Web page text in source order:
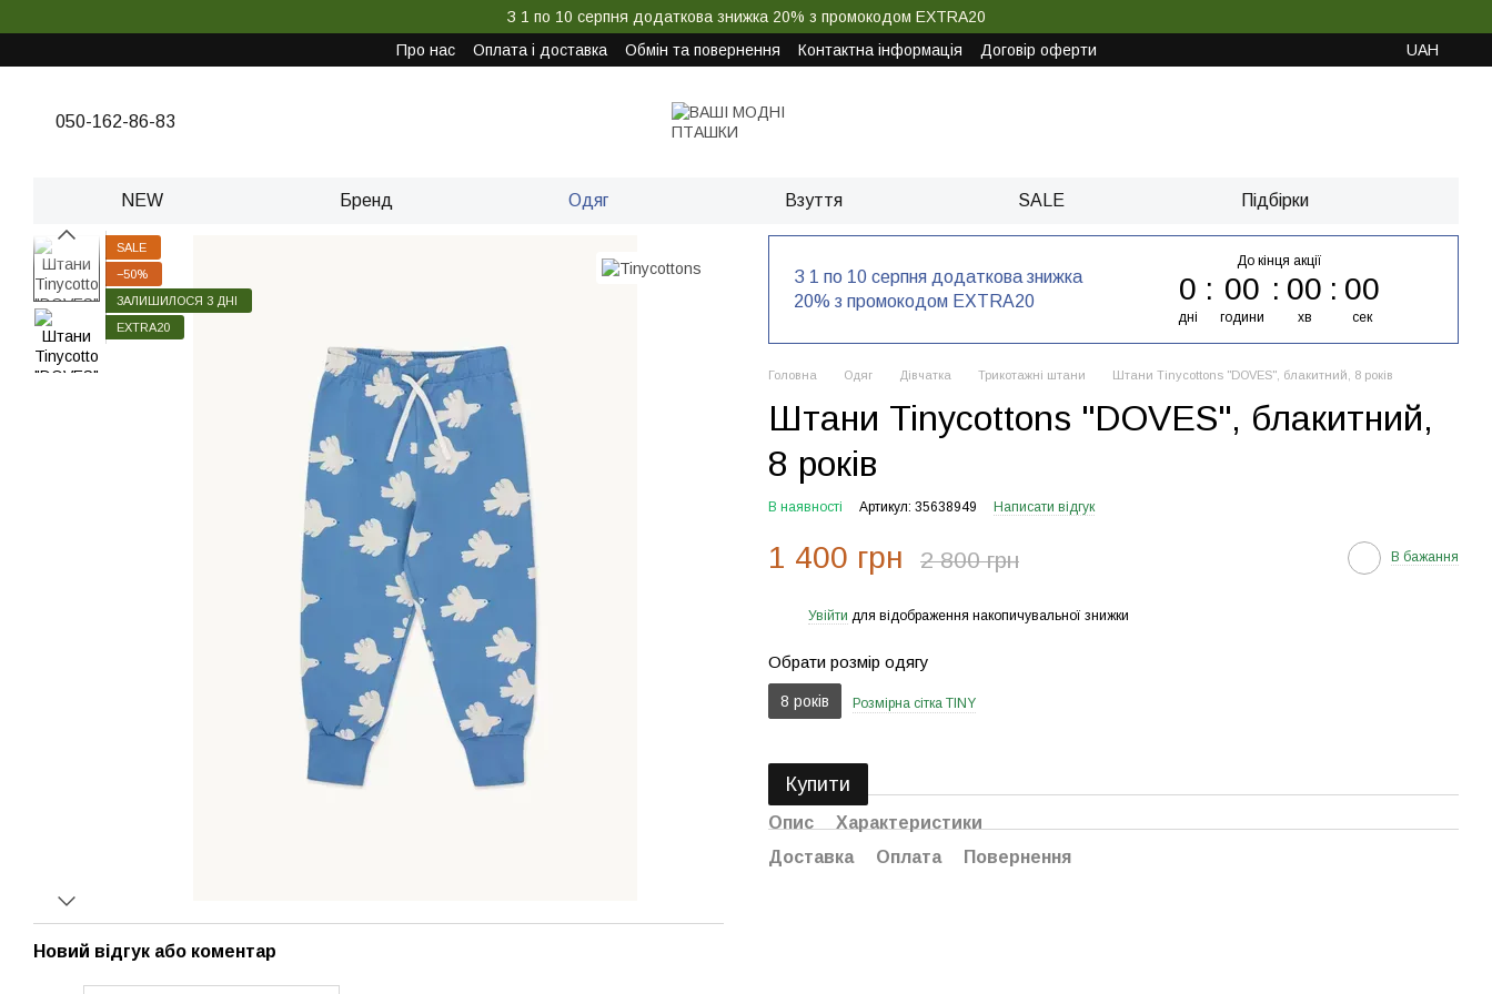
З 1 по 10 серпня додаткова знижка 20% з промокодом EXTRA20
Про нас
Оплата і доставка Обмін та повернення Контактна інформація Договір оферти UAH
050-162-86-83
NEW Бренд Одяг Взуття SALE Підбірки
SALE
−50%
ЗАЛИШИЛОСЯ 3 ДНІ
EXTRA20
Новий відгук або коментар
З 1 по 10 серпня додаткова знижка
20% з промокодом EXTRA20
До кінця акції
0
дні
00
години
00
хв
00
сек
Головна Одяг Дівчатка Трикотажні штани Штани Tinycottons "DOVES", блакитний, 8 років
Штани Tinycottons "DOVES", блакитний,
8 років
В наявності Артикул: 35638949 Написати відгук
1 400 грн 2 800 грн В бажання
Увійти для відображення накопичувальної знижки
Обрати розмір одягу
8 років Розмірна сітка TINY
Купити
Опис
Характеристики
Доставка
Оплата Повернення